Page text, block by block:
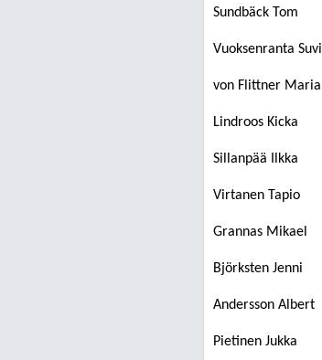
Sundbäck Tom
Vuoksenranta Suvi
von Flittner Maria
Lindroos Kicka
Sillanpää Ilkka
Virtanen Tapio
Grannas Mikael
Björksten Jenni
Andersson Albert
Pietinen Jukka